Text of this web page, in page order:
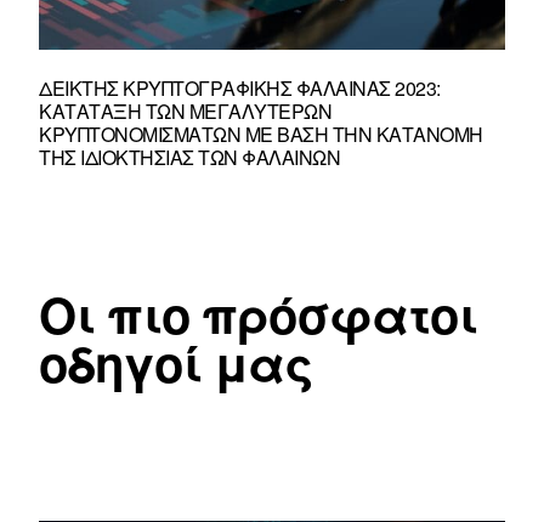
ΔΕΊΚΤΗΣ ΚΡΥΠΤΟΓΡΑΦΙΚΉΣ ΦΆΛΑΙΝΑΣ 2023:
ΚΑΤΆΤΑΞΗ ΤΩΝ ΜΕΓΑΛΎΤΕΡΩΝ
ΚΡΥΠΤΟΝΟΜΙΣΜΆΤΩΝ ΜΕ ΒΆΣΗ ΤΗΝ ΚΑΤΑΝΟΜΉ
ΤΗΣ ΙΔΙΟΚΤΗΣΊΑΣ ΤΩΝ ΦΑΛΑΙΝΏΝ
Οι πιο πρόσφατοι
οδηγοί μας